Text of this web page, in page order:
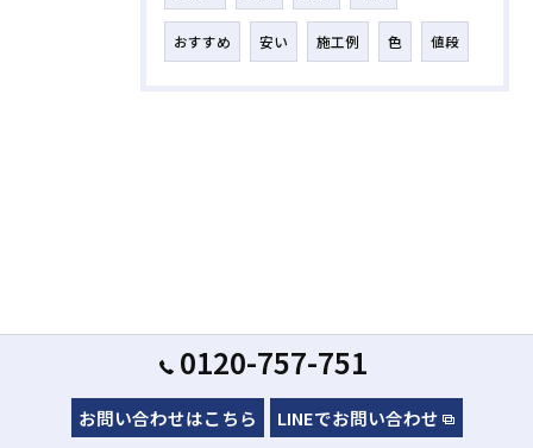
おすすめ 安い 施工例 色 値段
0120-757-751
お問い合わせはこちら LINEでお問い合わせ